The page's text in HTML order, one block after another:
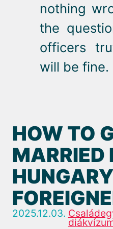
nothing
the
officers
will be fine.
HOW TO
MARRIED
2025.12.03.